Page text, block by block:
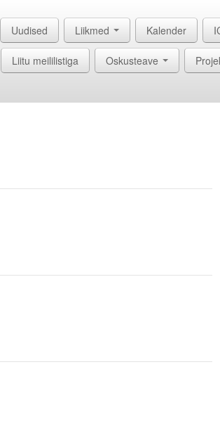
Uudised Liikmed Kalender
Liitu meililistiga Oskusteave